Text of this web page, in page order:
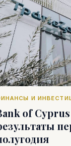
И
of